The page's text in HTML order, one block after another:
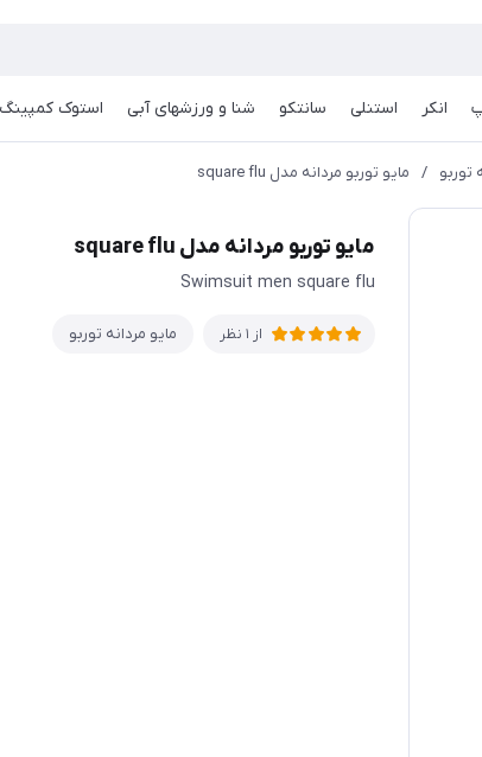
انکر استنلی سانتکو شنا و ورزشهای آبی استوک کمپینگ
توربو / مايو توربو مردانه مدل square flu
مايو توربو مردانه مدل square flu
Swimsuit men square flu
از 1 نظر مایو مردانه توربو